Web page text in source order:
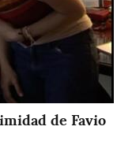
de Favio